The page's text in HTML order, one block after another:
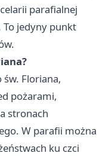
parafialnej
jedyny punkt
Floriana,
pożarami,
stronach
W parafii można
ku czci